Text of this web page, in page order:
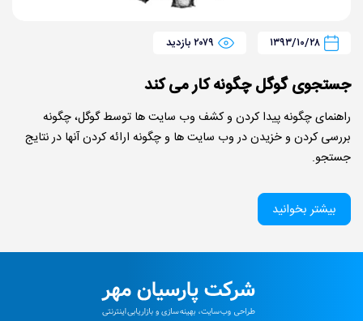
۱۳۹۳/۱۰/۲۸ ۲۰۷۹ بازدید
جستجوی گوگل چگونه کار می کند
راهنمای چگونه پیدا کردن و کشف وب سایت ها توسط گوگل، چگونه
بررسی کردن و خزیدن در وب سایت ها و چگونه ارائه کردن آنها در نتایج
جستجو.
بیشتر بخوانید